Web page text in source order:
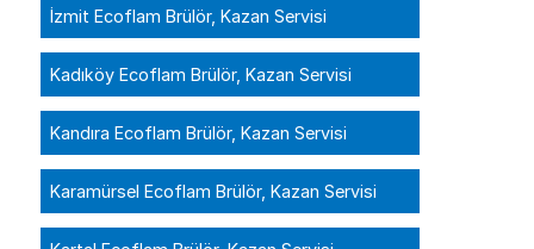
İzmit Ecoflam Brülör, Kazan Servisi
Kadıköy Ecoflam Brülör, Kazan Servisi
Kandıra Ecoflam Brülör, Kazan Servisi
Karamürsel Ecoflam Brülör, Kazan Servisi